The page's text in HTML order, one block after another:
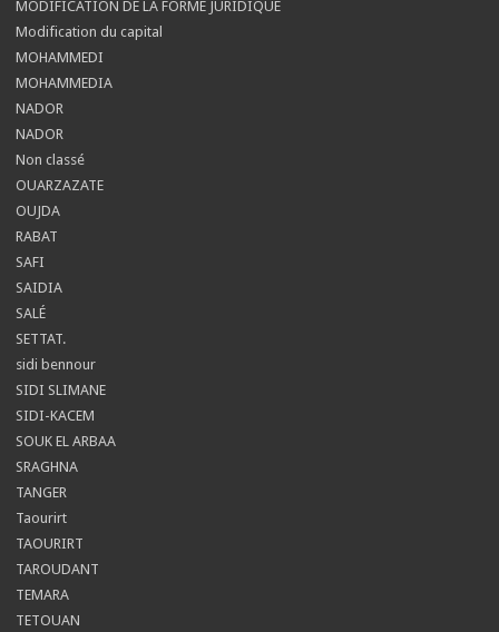
MODIFICATION DE LA FORME JURIDIQUE
Modification du capital
MOHAMMEDI
MOHAMMEDIA
NADOR
NADOR
Non classé
OUARZAZATE
OUJDA
RABAT
SAFI
SAIDIA
SALÉ
SETTAT.
sidi bennour
SIDI SLIMANE
SIDI-KACEM
SOUK EL ARBAA
SRAGHNA
TANGER
Taourirt
TAOURIRT
TAROUDANT
TEMARA
TETOUAN